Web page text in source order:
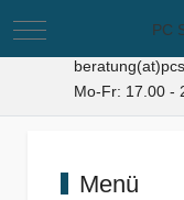
Mobile Menu Toggle
PC
+49 3928 429280
Mo-Fr: 17.00 -
Menü